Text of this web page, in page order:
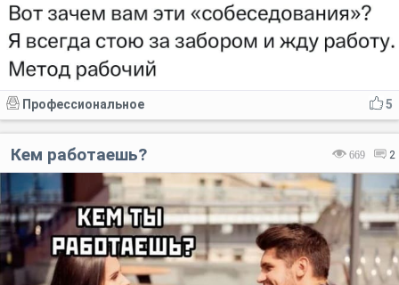
5
Профессиональное
669 2
Кем работаешь?